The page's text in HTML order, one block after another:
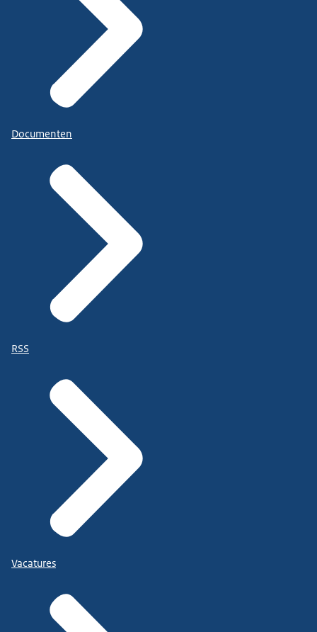
Documenten
RSS
Vacatures